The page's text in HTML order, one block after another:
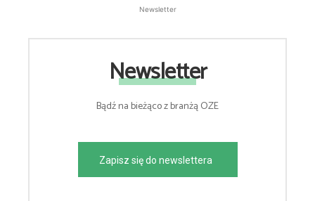
Newsletter
Newsletter
Bądź na bieżąco z branżą OZE
Zapisz się do newslettera